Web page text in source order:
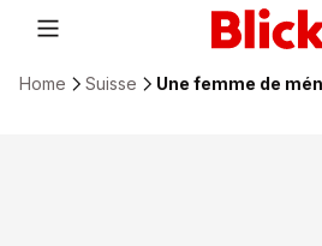
Home Suisse Une femme de